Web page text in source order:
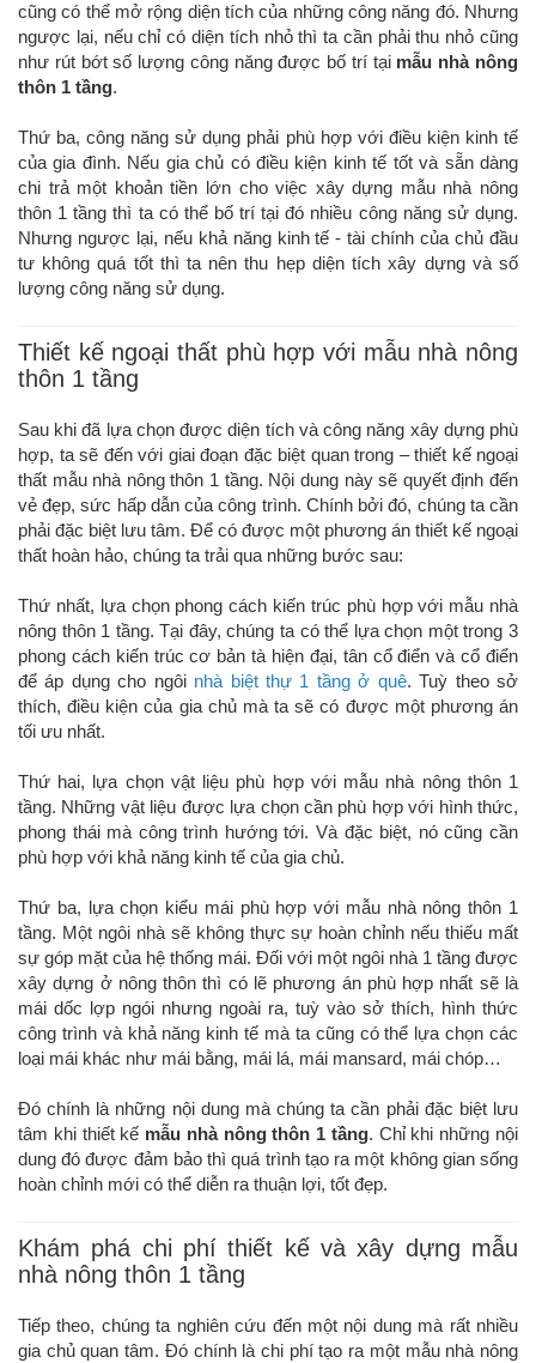
cũng có thể mở rộng diện tích của những công năng đó. Nhưng
ngược lại, nếu chỉ có diện tích nhỏ thì ta cần phải thu nhỏ cũng
như rút bớt số lượng công năng được bố trí tại mẫu nhà nông
thôn 1 tầng.
Thứ ba, công năng sử dụng phải phù hợp với điều kiện kinh tế
của gia đình. Nếu gia chủ có điều kiện kinh tế tốt và sẵn dàng
chi trả một khoản tiền lớn cho việc xây dựng mẫu nhà nông
thôn 1 tầng thì ta có thể bố trí tại đó nhiều công năng sử dụng.
Nhưng ngược lại, nếu khả năng kinh tế - tài chính của chủ đầu
tư không quá tốt thì ta nên thu hẹp diện tích xây dựng và số
lượng công năng sử dụng.
Thiết kế ngoại thất phù hợp với mẫu nhà nông
thôn 1 tầng
Sau khi đã lựa chọn được diện tích và công năng xây dựng phù
hợp, ta sẽ đến với giai đoạn đặc biệt quan trong – thiết kế ngoại
thất mẫu nhà nông thôn 1 tầng. Nội dung này sẽ quyết định đến
vẻ đẹp, sức hấp dẫn của công trình. Chính bởi đó, chúng ta cần
phải đặc biệt lưu tâm. Để có được một phương án thiết kế ngoại
thất hoàn hảo, chúng ta trải qua những bước sau:
Thứ nhất, lựa chọn phong cách kiến trúc phù hợp với mẫu nhà
nông thôn 1 tầng. Tại đây, chúng ta có thể lựa chọn một trong 3
phong cách kiến trúc cơ bản tà hiện đại, tân cổ điển và cổ điển
để áp dụng cho ngôi nhà biệt thự 1 tầng ở quê. Tuỳ theo sở
thích, điều kiện của gia chủ mà ta sẽ có được một phương án
tối ưu nhất.
Thứ hai, lựa chọn vật liệu phù hợp với mẫu nhà nông thôn 1
tầng. Những vật liệu được lựa chọn cần phù hợp với hình thức,
phong thái mà công trình hướng tới. Và đặc biệt, nó cũng cần
phù hợp với khả năng kinh tế của gia chủ.
Thứ ba, lựa chọn kiểu mái phù hợp với mẫu nhà nông thôn 1
tầng. Một ngôi nhà sẽ không thực sự hoàn chỉnh nếu thiếu mất
sự góp mặt của hệ thống mái. Đối với một ngôi nhà 1 tầng được
xây dựng ở nông thôn thì có lẽ phương án phù hợp nhất sẽ là
mái dốc lợp ngói nhưng ngoài ra, tuỳ vào sở thích, hình thức
công trình và khả năng kinh tế mà ta cũng có thể lựa chọn các
loại mái khác như mái bằng, mái lá, mái mansard, mái chóp…
Đó chính là những nội dung mà chúng ta cần phải đặc biệt lưu
tâm khi thiết kế mẫu nhà nông thôn 1 tầng. Chỉ khi những nội
dung đó được đảm bảo thì quá trình tạo ra một không gian sống
hoàn chỉnh mới có thể diễn ra thuận lợi, tốt đẹp.
Khám phá chi phí thiết kế và xây dựng mẫu
nhà nông thôn 1 tầng
Tiếp theo, chúng ta nghiên cứu đến một nội dung mà rất nhiều
gia chủ quan tâm. Đó chính là chi phí tạo ra một mẫu nhà nông